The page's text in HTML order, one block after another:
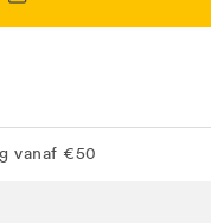
Levering in 1 pakket
Gratis levering in